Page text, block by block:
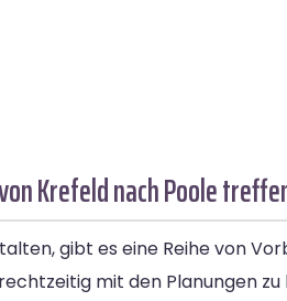
Krefeld nach Poole
gibt es eine Reihe von
mit den Planungen zu